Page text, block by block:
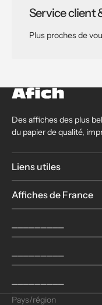
Service client
Plus proches de
Des affiches des plus
du papier de qualité,
Liens utiles
Affiches de France
Pays/région